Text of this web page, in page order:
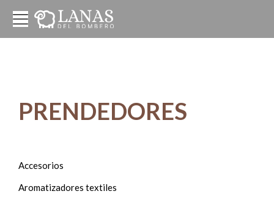
PRENDEDORES
Accesorios
Aromatizadores textiles